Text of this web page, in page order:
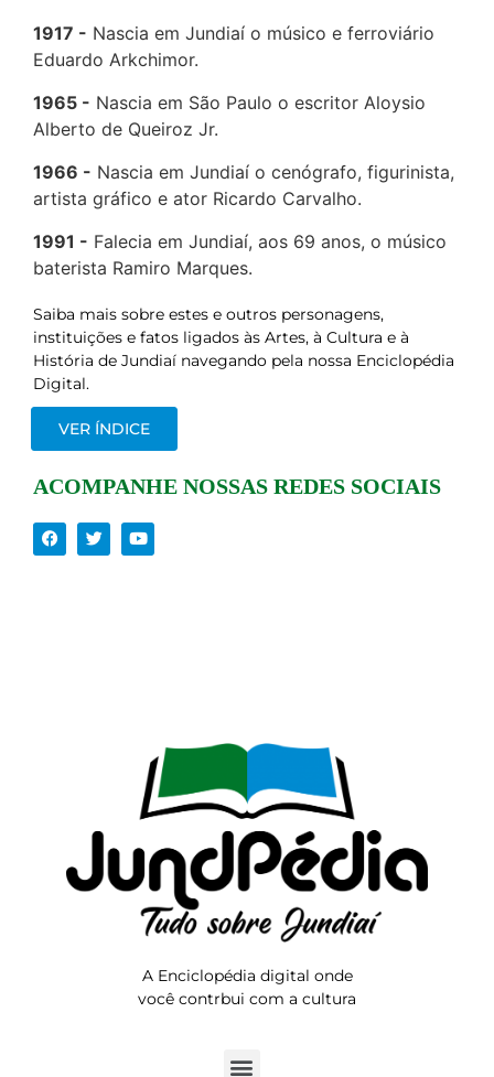
1917
Nascia em Jundiaí o músico e ferroviário
Eduardo Arkchimor.
1965
Nascia em São Paulo o escritor Aloysio
Alberto de Queiroz Jr.
1966
Nascia em Jundiaí o cenógrafo, figurinista,
artista gráfico e ator Ricardo Carvalho.
1991
Falecia em Jundiaí, aos 69 anos, o músico
baterista Ramiro Marques.
Saiba mais sobre estes e outros personagens,
instituições e fatos ligados às Artes, à Cultura e à
História de Jundiaí navegando pela nossa Enciclopédia
Digital.
VER ÍNDICE
ACOMPANHE NOSSAS REDES SOCIAIS
A Enciclopédia digital onde
você contrbui com a cultura